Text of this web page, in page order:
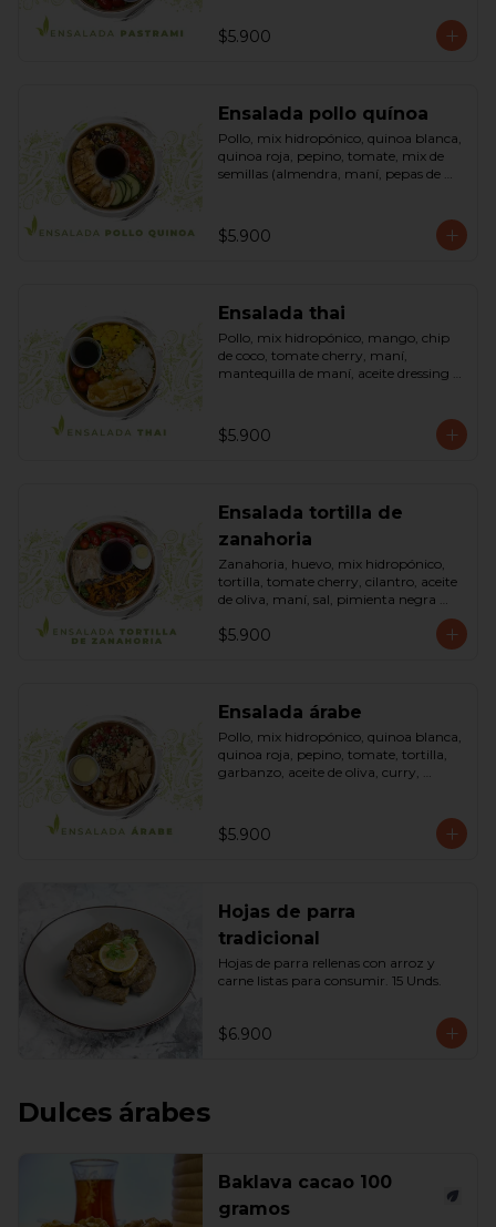
(vinagre de vino blanco, azúcar,
mostaza). Bowl.
$5.900
Ensalada pollo quínoa
Pollo, mix hidropónico, quinoa blanca,
quinoa roja, pepino, tomate, mix de
semillas (almendra, maní, pepas de
mostaza (salsa de soya, azúcar, limón,
aceite de sésamo y mostaza). Bowl.
$5.900
Ensalada thai
Pollo, mix hidropónico, mango, chip
de coco, tomate cherry, maní,
mantequilla de maní, aceite dressing
$5.900
Ensalada tortilla de
zanahoria
Zanahoria, huevo, mix hidropónico,
tortilla, tomate cherry, cilantro, aceite
de oliva, maní, sal, pimienta negra
soya, azúcar, limón, aceite de sésamo
$5.900
Ensalada árabe
Pollo, mix hidropónico, quinoa blanca,
quinoa roja, pepino, tomate, tortilla,
garbanzo, aceite de oliva, curry,
Bowl.
$5.900
Hojas de parra
tradicional
Hojas de parra rellenas con arroz y
carne listas para consumir. 15 Unds.
$6.900
Dulces árabes
Baklava cacao 100
gramos